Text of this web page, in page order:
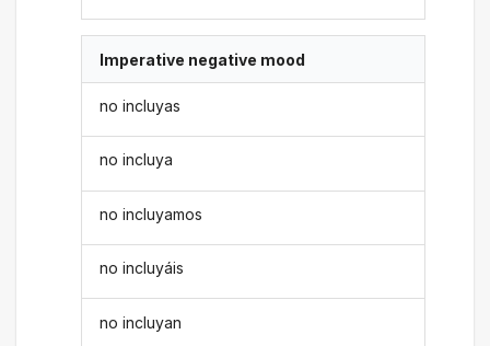
Imperative negative mood
no incluyas
no incluya
no incluyamos
no incluyáis
no incluyan